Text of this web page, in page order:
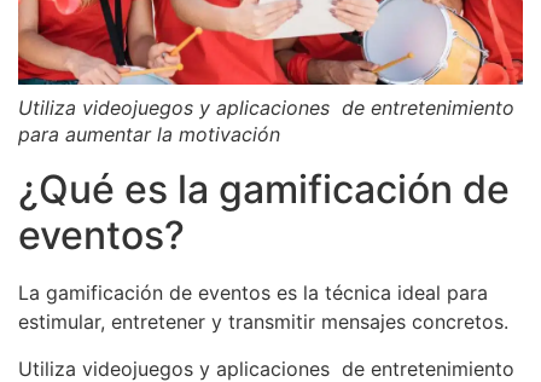
Utiliza videojuegos y aplicaciones de entretenimiento
para aumentar la motivación
¿Qué es la gamificación de
eventos?
La gamificación de eventos es la técnica ideal para
estimular, entretener y transmitir mensajes concretos.
Utiliza videojuegos y aplicaciones de entretenimiento